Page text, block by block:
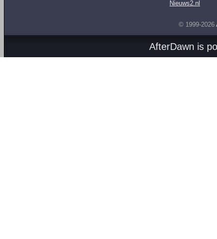
Nieuws2.nl
© 1999-2026
AfterDawn is